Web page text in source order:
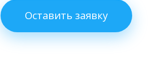
Оставить заявку